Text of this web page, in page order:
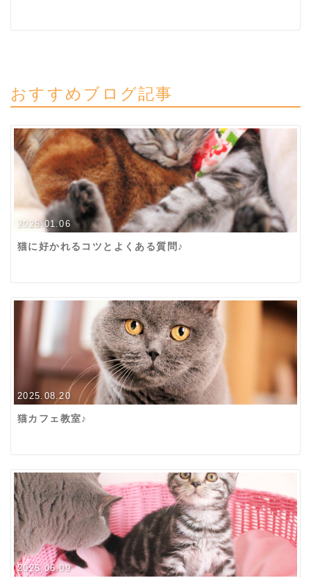
おすすめブログ記事
2025.01.06
猫に好かれるコツとよくある質問♪
2025.08.20
猫カフェ教室♪
2025.06.09